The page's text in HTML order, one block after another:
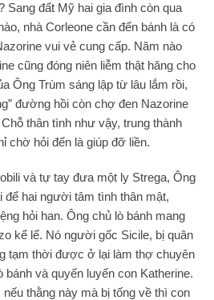
Sang đất Mỹ hai gia đình còn qua
nhà Corleone cần đến bánh là có
vui vẻ cung cấp. Năm nào
cũng đóng niên liễm thật hăng cho
Ông Trùm sáng lập từ lâu lắm rồi,
đường hồi còn chợ đen Nazorine
thân tình như vậy, trung thành
chờ hỏi đến là giúp đỡ liền.
và tự tay đưa một ly Strega, Ông
để hai người tâm tình thân mật,
hỏi han. Ông chủ lò bánh mang
kể lể. Nó người gốc Sicile, bị quân
tạm thời được ở lại làm thợ chuyên
và quyến luyến con Katherine.
thằng này mà bị tống về thì con